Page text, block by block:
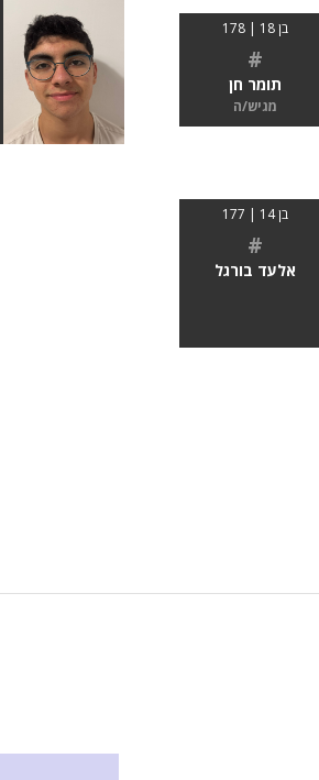
בן 18 | 178
#
תומר חן
מגיש/ה
בן 14 | 177
#
אלעד בורגל